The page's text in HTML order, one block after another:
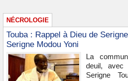
NÉCROLOGIE
Touba : Rappel à Dieu de
Serigne Modou Yoni
La
deuil,
Serigne